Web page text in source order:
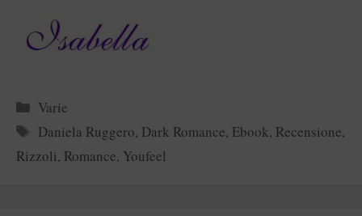
Categorie
Varie
Tag
Daniela Ruggero, Dark Romance, Ebook, Recensione,
Rizzoli, Romance, Youfeel